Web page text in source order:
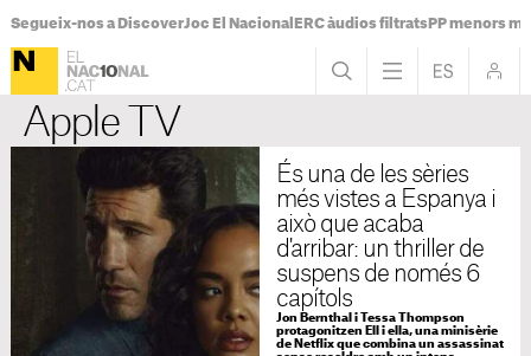
Segueix-nos a DiscoverJoc El Nacional ERC àudios filtratsPP menors
Apple TV
És una de les sèries
més vistes a Espanya i
això que acaba
d'arribar: un thriller de
suspens de només 6
capítols
Jon Bernthal i Tessa Thompson
protagonitzen Ell i ella, una minisèrie
de Netflix que combina un assassinat